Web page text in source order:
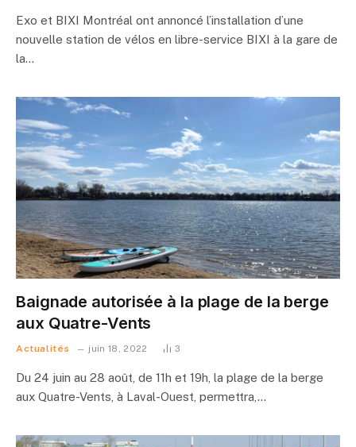
Exo et BIXI Montréal ont annoncé l’installation d’une
nouvelle station de vélos en libre-service BIXI à la gare de
la…
Baignade autorisée à la plage de la berge
aux Quatre-Vents
Actualités juin 18, 2022 3
Du 24 juin au 28 août, de 11h et 19h, la plage de la berge
aux Quatre-Vents, à Laval-Ouest, permettra,…